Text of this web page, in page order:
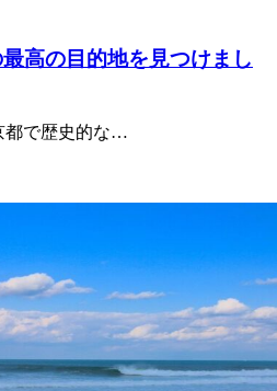
高の目的地を見つけまし
都で歴史的な…